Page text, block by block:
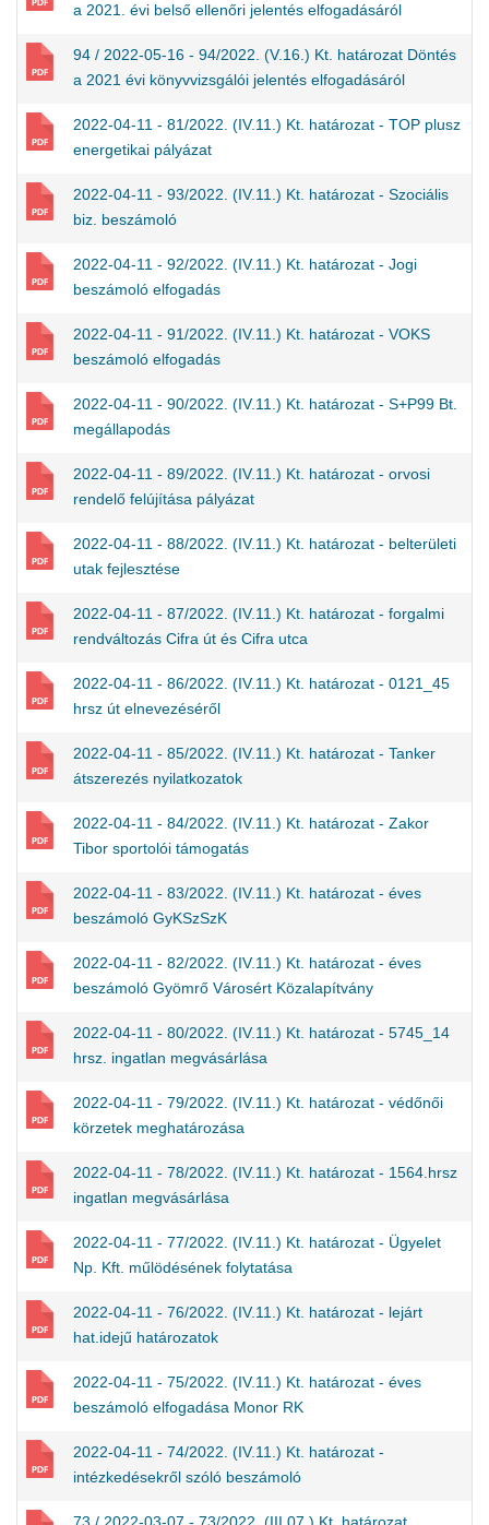
a 2021. évi belső ellenőri jelentés elfogadásáról
94 / 2022-05-16 - 94/2022. (V.16.) Kt. határozat Döntés
a 2021 évi könyvvizsgálói jelentés elfogadásáról
2022-04-11 - 81/2022. (IV.11.) Kt. határozat - TOP plusz
energetikai pályázat
2022-04-11 - 93/2022. (IV.11.) Kt. határozat - Szociális
biz. beszámoló
2022-04-11 - 92/2022. (IV.11.) Kt. határozat - Jogi
beszámoló elfogadás
2022-04-11 - 91/2022. (IV.11.) Kt. határozat - VOKS
beszámoló elfogadás
2022-04-11 - 90/2022. (IV.11.) Kt. határozat - S+P99 Bt.
megállapodás
2022-04-11 - 89/2022. (IV.11.) Kt. határozat - orvosi
rendelő felújítása pályázat
2022-04-11 - 88/2022. (IV.11.) Kt. határozat - belterületi
utak fejlesztése
2022-04-11 - 87/2022. (IV.11.) Kt. határozat - forgalmi
rendváltozás Cifra út és Cifra utca
2022-04-11 - 86/2022. (IV.11.) Kt. határozat - 0121_45
hrsz út elnevezéséről
2022-04-11 - 85/2022. (IV.11.) Kt. határozat - Tanker
átszerezés nyilatkozatok
2022-04-11 - 84/2022. (IV.11.) Kt. határozat - Zakor
Tibor sportolói támogatás
2022-04-11 - 83/2022. (IV.11.) Kt. határozat - éves
beszámoló GyKSzSzK
2022-04-11 - 82/2022. (IV.11.) Kt. határozat - éves
beszámoló Gyömrő Városért Közalapítvány
2022-04-11 - 80/2022. (IV.11.) Kt. határozat - 5745_14
hrsz. ingatlan megvásárlása
2022-04-11 - 79/2022. (IV.11.) Kt. határozat - védőnői
körzetek meghatározása
2022-04-11 - 78/2022. (IV.11.) Kt. határozat - 1564.hrsz
ingatlan megvásárlása
2022-04-11 - 77/2022. (IV.11.) Kt. határozat - Ügyelet
Np. Kft. műlödésének folytatása
2022-04-11 - 76/2022. (IV.11.) Kt. határozat - lejárt
hat.idejű határozatok
2022-04-11 - 75/2022. (IV.11.) Kt. határozat - éves
beszámoló elfogadása Monor RK
2022-04-11 - 74/2022. (IV.11.) Kt. határozat -
intézkedésekről szóló beszámoló